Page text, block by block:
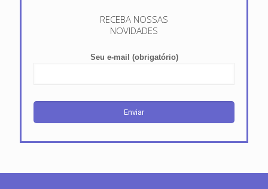
RECEBA NOSSAS
NOVIDADES
Seu e-mail (obrigatório)